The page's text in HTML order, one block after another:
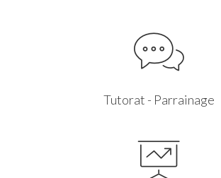
Tutorat - Parrainage